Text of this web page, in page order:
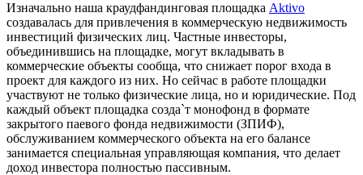
Изначально наша краудфандинговая площадка Aktivo
создавалась для привлечения в коммерческую недвижимость
инвестиций физических лиц. Частные инвесторы,
объединившись на площадке, могут вкладывать в
коммерческие объекты сообща, что снижает порог входа в
проект для каждого из них. Но сейчас в работе площадки
участвуют не только физические лица, но и юридические. Под
каждый объект площадка созда`т монофонд в формате
закрытого паевого фонда недвижимости (ЗПИФ),
обслуживанием коммерческого объекта на его балансе
занимается специальная управляющая компания, что делает
доход инвестора полностью пассивным.